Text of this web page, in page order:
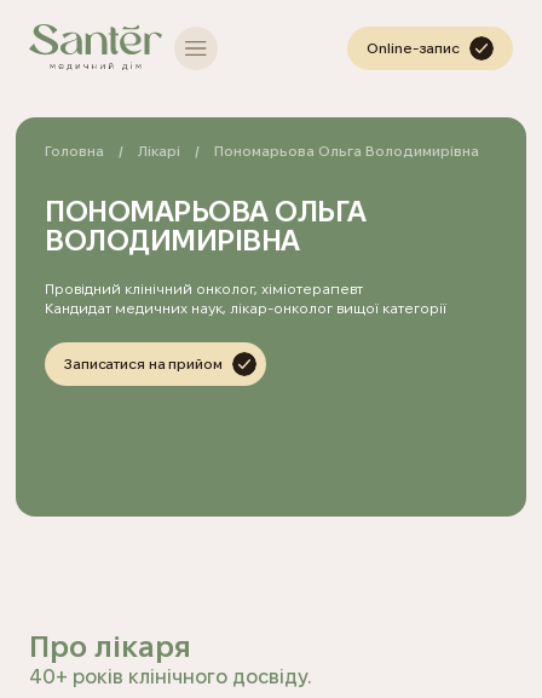
Online-запис
Головна Лікарі Пономарьова Ольга Володимирівна
ПОНОМАРЬОВА ОЛЬГА
ВОЛОДИМИРІВНА
Провідний клінічний онколог, хіміотерапевт
Кандидат медичних наук, лікар-онколог вищої категорії
Записатися на прийом
Про лікаря
40+ років клінічного досвіду.